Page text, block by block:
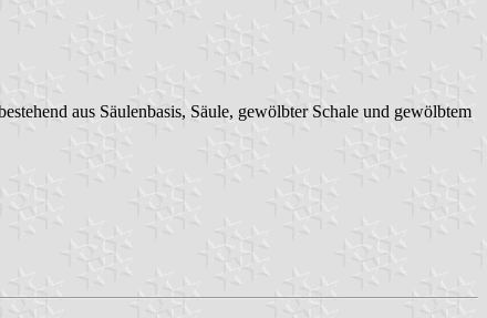
aus Säulenbasis, Säule, gewölbter Schale und gewölbtem